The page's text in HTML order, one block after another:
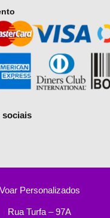
sociais
Voar Personalizados
Rua Turfa – 97A